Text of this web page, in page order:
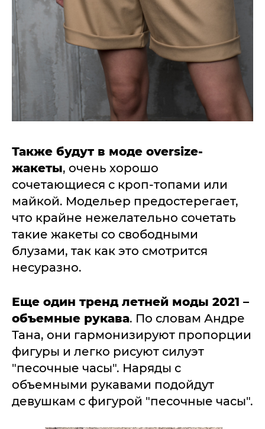
Также будут в моде оversize-
жакеты, очень хорошо
сочетающиеся с кроп-топами или
майкой. Модельер предостерегает,
что крайне нежелательно сочетать
такие жакеты со свободными
блузами, так как это смотрится
несуразно.
Еще один тренд летней моды 2021 –
объемные рукава. По словам Андре
Тана, они гармонизируют пропорции
фигуры и легко рисуют силуэт
"песочные часы". Наряды с
объемными рукавами подойдут
девушкам с фигурой "песочные часы".